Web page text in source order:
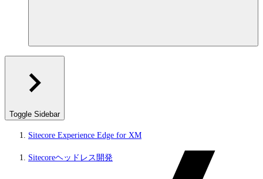
Toggle Sidebar
Sitecore Experience Edge for XM
Sitecoreヘッドレス開発